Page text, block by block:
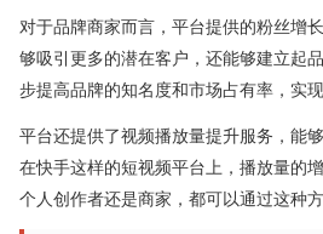
对于品牌商家而言，平台提供的粉丝增
够吸引更多的潜在客户，还能够建立起
步提高品牌的知名度和市场占有率，实
平台还提供了视频播放量提升服务，能
在快手这样的短视频平台上，播放量的
个人创作者还是商家，都可以通过这种